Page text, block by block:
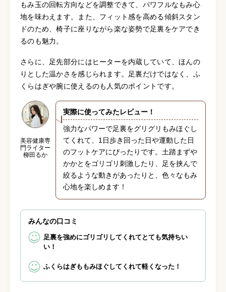
もみ玉の回転方向などを調整できて、パワフルなもみ心
地を味わえます。また、フィット感を高める傾斜スタン
ドのため、椅子に座りながら楽な姿勢で足裏をケアでき
るのも魅力。
さらに、足先部分にはヒーターを内蔵していて、ほんの
りとした温かさを感じられます。足裏だけではなく、ふ
くらはぎや腕に使えるのも人気のポイントです。
美容健康専
門ライター
柳田るか
実際に使ってみたレビュー！
強力なパワーで足裏をグリグリもみほぐし
てくれて、1日歩き回った日や運動した日
のフットケアにぴったりです。土踏まずや
かかとをゴリゴリ刺激したり、足を挟んで
絞るような動きがあったりと、色々なもみ
心地を楽しめます！
みんなの口コミ
足裏を強めにゴリゴリしてくれてとても気持ちい
い！
ふくらはぎももみほぐしてくれて軽くなった！